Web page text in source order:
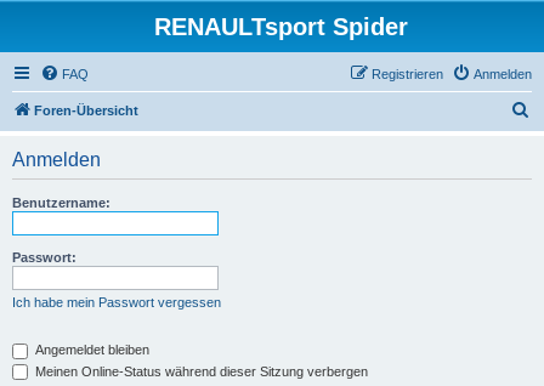
RENAULTsport Spider
FAQ Anmelden
Registrieren
Foren-Übersicht
Anmelden
Benutzername:
Passwort:
Ich habe mein Passwort vergessen
Angemeldet bleiben
Meinen Online-Status während dieser Sitzung verbergen